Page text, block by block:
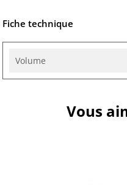
Fiche technique
Volume
Vous